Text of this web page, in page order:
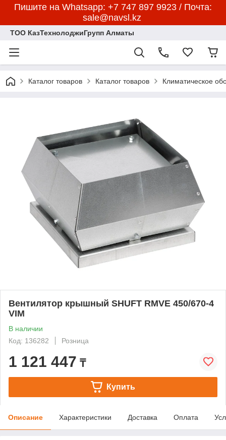
Пишите на Whatsapp: +7 747 897 9923 / Почта:
sale@navsl.kz
ТОО КазТехнолоджиГрупп Алматы
Каталог товаров Каталог товаров Климатическое
Вентилятор крышный SHUFT RMVE 450/670-4
VIM
В наличии
Код: 136282
Розница
1 121 447 ₸
Купить
Описание Характеристики Доставка Оплата